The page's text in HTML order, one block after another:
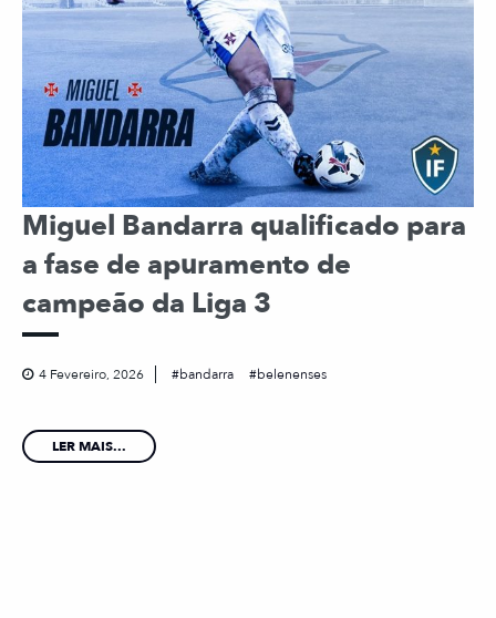
Miguel Bandarra qualificado para
a fase de apuramento de
campeão da Liga 3
4 Fevereiro, 2026 bandarra belenenses
LER MAIS...